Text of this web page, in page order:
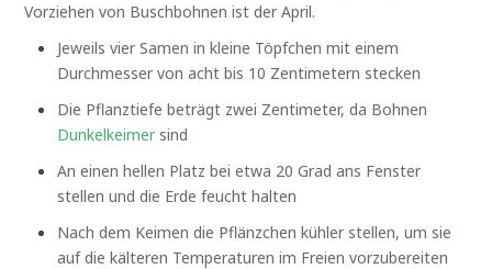
Vorziehen von Buschbohnen ist der April.
Jeweils vier Samen in kleine Töpfchen mit einem
Durchmesser von acht bis 10 Zentimetern stecken
Die Pflanztiefe beträgt zwei Zentimeter, da Bohnen
Dunkelkeimer sind
An einen hellen Platz bei etwa 20 Grad ans Fenster
stellen und die Erde feucht halten
Nach dem Keimen die Pflänzchen kühler stellen, um sie
auf die kälteren Temperaturen im Freien vorzubereiten